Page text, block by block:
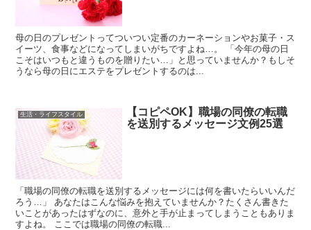
母の日のプレゼントってついつい定番のカーネーションやお菓子・ス
イーツ、食事などになってしまいがちですよね…。 「今年の母の日
こそはいつもと違うものを贈りたい…」と思っていませんか？もしそ
うなら母の日にエステをプレゼントするのは...
生活・ライフスタイル
【コピペOK】職場の同僚の転職
を送別するメッセージ文例25選
「職場の同僚の転職を送別するメッセージには何を書いたらいいんだ
ろう…」 あなたはこんな悩みを抱えていませんか？たくさん書きた
いことがあったはずなのに、意外と手が止まってしまうこともありま
すよね。 ここでは職場の同僚の転職...